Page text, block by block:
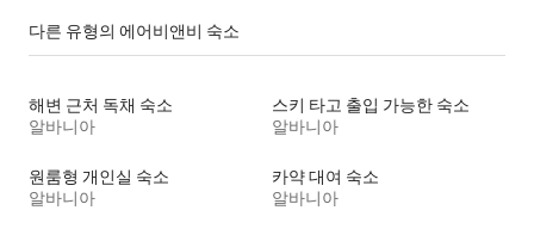
다른 유형의 에어비앤비 숙소
해변 근처 독채 숙소
알바니아
스키 타고 출입 가능한 숙소
알바니아
원룸형 개인실 숙소
알바니아
카약 대여 숙소
알바니아